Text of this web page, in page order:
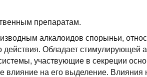
препаратам.
алкалоидов спорыньи,
Обладает стимулирующей
участвующие в секреции
влияние на его выделение. Влияния